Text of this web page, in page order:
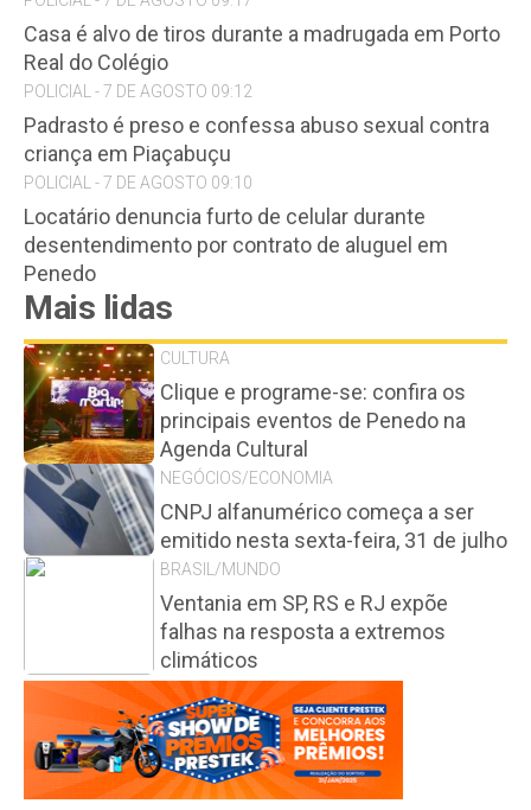
Casa é alvo de tiros durante a madrugada em Porto
Real do Colégio
POLICIAL - 7 DE AGOSTO 09:12
Padrasto é preso e confessa abuso sexual contra
criança em Piaçabuçu
POLICIAL - 7 DE AGOSTO 09:10
Locatário denuncia furto de celular durante
desentendimento por contrato de aluguel em
Penedo
Mais lidas
CULTURA
Clique e programe-se: confira os
principais eventos de Penedo na
Agenda Cultural
NEGÓCIOS/ECONOMIA
CNPJ alfanumérico começa a ser
emitido nesta sexta-feira, 31 de julho
BRASIL/MUNDO
Ventania em SP, RS e RJ expõe
falhas na resposta a extremos
climáticos